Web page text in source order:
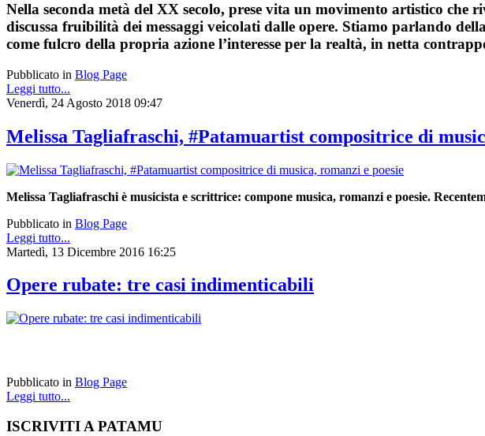
Nella seconda metà del XX secolo, prese vita un movimento artistico che
discussa fruibilità dei messaggi veicolati dalle opere. Stiamo parlando
come fulcro della propria azione l’interesse per la realtà, in netta
Pubblicato in Blog Page
Leggi tutto...
Venerdì, 24 Agosto 2018 09:47
Melissa Tagliafraschi, #Patamuartist compositrice di
Melissa Tagliafraschi è musicista e scrittrice: compone musica, romanzi e poesie.
Pubblicato in Blog Page
Leggi tutto...
Martedì, 13 Dicembre 2016 16:25
Opere rubate: tre casi indimenticabili
Pubblicato in Blog Page
Leggi tutto...
ISCRIVITI A PATAMU